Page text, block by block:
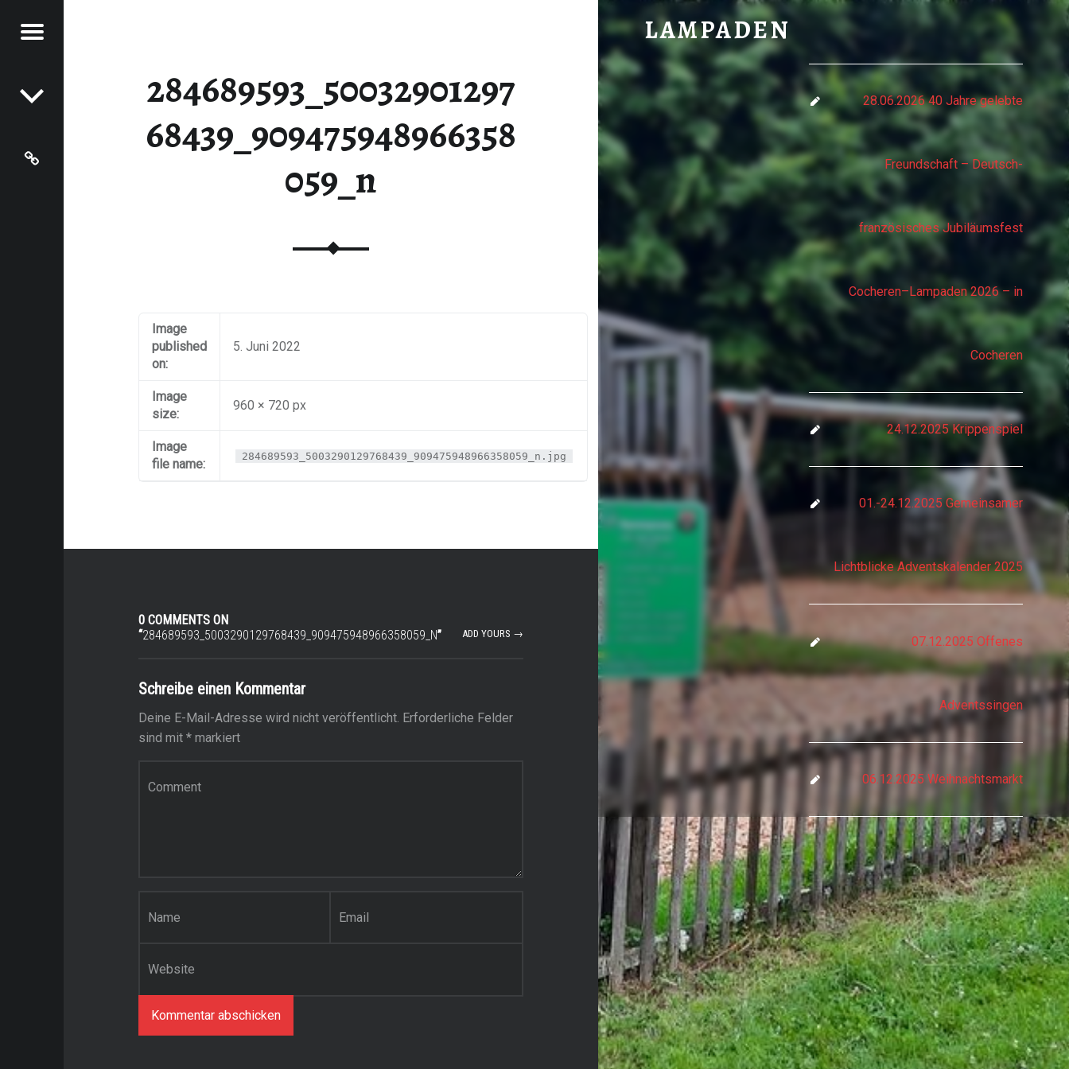
LAMPADEN
im vorderen Hochwald gelegen
Menu
28.06.2026 40 Jahre gelebte
Freundschaft – Deutsch-
französisches Jubiläumsfest
Cocheren–Lampaden 2026 – in
Cocheren
24.12.2025 Krippenspiel
01.-24.12.2025 Gemeinsamer
Lichtblicke Adventskalender 2025
07.12.2025 Offenes
Adventssingen
06.12.2025 Weihnachtsmarkt
284689593_50032901297
68439_909475948966358
059_n
Image
published
on:
5. Juni 2022
Image
size:
960 × 720 px
Image
file name:
284689593_5003290129768439_909475948966358059_n.jpg
0 COMMENTS ON
“284689593_5003290129768439_909475948966358059_N” ADD YOURS →
Schreibe einen Kommentar
Deine E-Mail-Adresse wird nicht veröffentlicht. Erforderliche Felder
sind mit* markiert